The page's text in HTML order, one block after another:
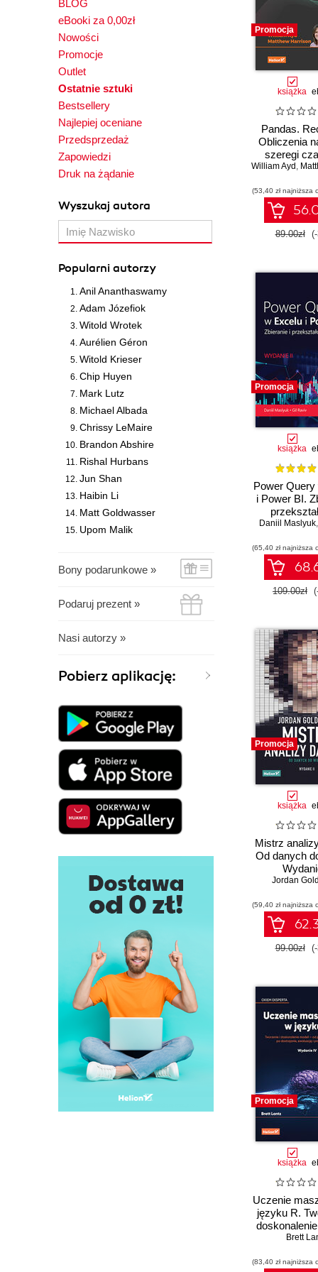
Other Role Guide
Practical
Praktyczne wprowadzenie
Receptury
Rusz głową
Technologia i rozwiązania
Vademecum Walkenbacha
W Akcji
W praktyce
BLOG
eBooki za 0,00zł
Nowości
Promocje
Outlet
Ostatnie sztuki
Bestsellery
Najlepiej oceniane
Przedsprzedaż
Zapowiedzi
Druk na żądanie
Wyszukaj autora
Popularni autorzy
Anil Ananthaswamy
Adam Józefiok
Witold Wrotek
Aurélien Géron
Witold Krieser
Chip Huyen
Mark Lutz
Michael Albada
Chrissy LeMaire
Brandon Abshire
Rishal Hurbans
Jun Shan
Haibin Li
Matt Goldwasser
Upom Malik
Bony podarunkowe »
Podaruj prezent »
Nasi autorzy »
Pobierz aplikację:
Promocja
książka
Pandas.
Obliczenia
szeregi
William Ayd ,
(53,40 zł najniższa
89.00zł
Promocja
książka
Power
i Power BI.
danych.
Daniil Maslyuk,
(65,40 zł najniższa
109.00zł
Promocja
książka
Mistrz
Od danych
Jordan
(59,40 zł najniższa
99.00zł
Promocja
książka
Uczenie
języku R.
od
ewaluację i
Brett
(83,40 zł najniższa